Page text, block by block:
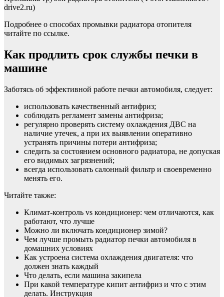
drive2.ru)
Подробнее о способах промывки радиатора отопителя
читайте по ссылке.
Как продлить срок службы печки в
машине
Заботясь об эффективной работе печки автомобиля, следует:
использовать качественный антифриз;
соблюдать регламент замены антифриза;
регулярно проверять систему охлаждения ДВС на
наличие утечек, а при их выявлении оперативно
устранять причины потери антифриза;
следить за состоянием основного радиатора, не допуская
его видимых загрязнений;
всегда использовать салонный фильтр и своевременно
менять его.
Читайте также:
Климат-контроль vs кондиционер: чем отличаются, как
работают, что лучше
Можно ли включать кондиционер зимой?
Чем лучше промыть радиатор печки автомобиля в
домашних условиях
Как устроена система охлаждения двигателя: что
должен знать каждый
Что делать, если машина закипела
При какой температуре кипит антифриз и что с этим
делать. Инструкция